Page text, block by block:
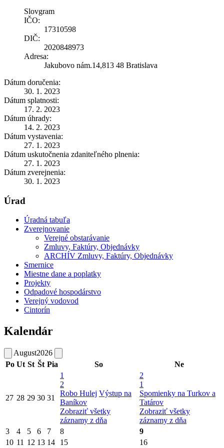
Slovgram
IČO:
17310598
DIČ:
2020848973
Adresa:
Jakubovo nám.14,813 48 Bratislava
Dátum doručenia:
30. 1. 2023
Dátum splatnosti:
17. 2. 2023
Dátum úhrady:
14. 2. 2023
Dátum vystavenia:
27. 1. 2023
Dátum uskutočnenia zdaniteľného plnenia:
27. 1. 2023
Dátum zverejnenia:
30. 1. 2023
Úrad
Úradná tabuľa
Zverejnovanie
Verejné obstarávanie
Zmluvy, Faktúry, Objednávky
ARCHÍV Zmluvy, Faktúry, Objednávky
Smernice
Miestne dane a poplatky
Projekty
Odpadové hospodárstvo
Verejný vodovod
Cintorín
Kalendár
August2026
Po Ut St Št Pia So Ne
27 28 29 30 31
1
2
Robo Hulej Výstup na
Baníkov
Zobraziť všetky
záznamy z dňa
2
1
Spomienky na Turkov a
Tatárov
Zobraziť všetky
záznamy z dňa
3
4 5 6 7 8
9
10 11 12 13 14 15
16